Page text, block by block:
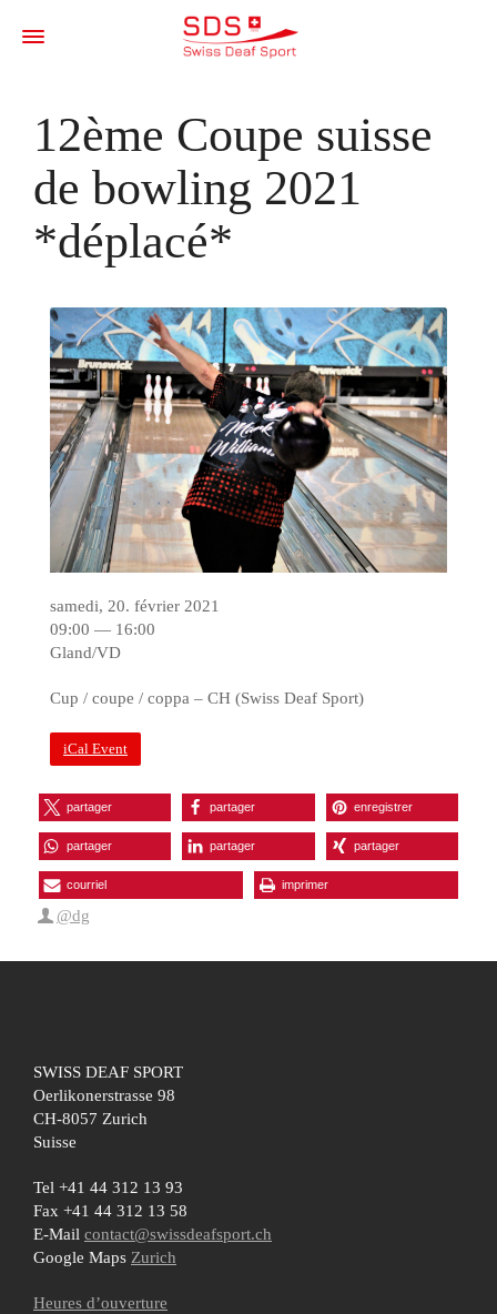
12ème Coupe suisse
de bowling 2021
*déplacé*
samedi, 20. février 2021
09:00 — 16:00
Gland/VD
Cup / coupe / coppa – CH (Swiss Deaf Sport)
iCal Event
partager partager enregistrer
partager partager partager
courriel imprimer
@dg
SWISS DEAF SPORT
Oerlikonerstrasse 98
CH-8057 Zurich
Suisse
Tel +41 44 312 13 93
Fax +41 44 312 13 58
E-Mail contact@swissdeafsport.ch
Google Maps Zurich
Heures d’ouverture